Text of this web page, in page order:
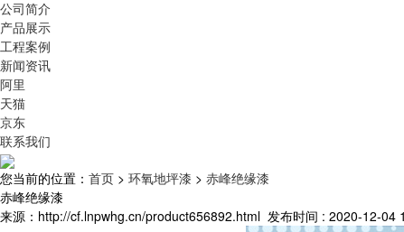
公司简介
产品展示
工程案例
新闻资讯
阿里
天猫
京东
联系我们
您当前的位置： 首页 > 环氧地坪漆 > 赤峰绝缘漆
赤峰绝缘漆
来源：http://cf.lnpwhg.cn/product656892.html 发布时间 : 2020-12-04